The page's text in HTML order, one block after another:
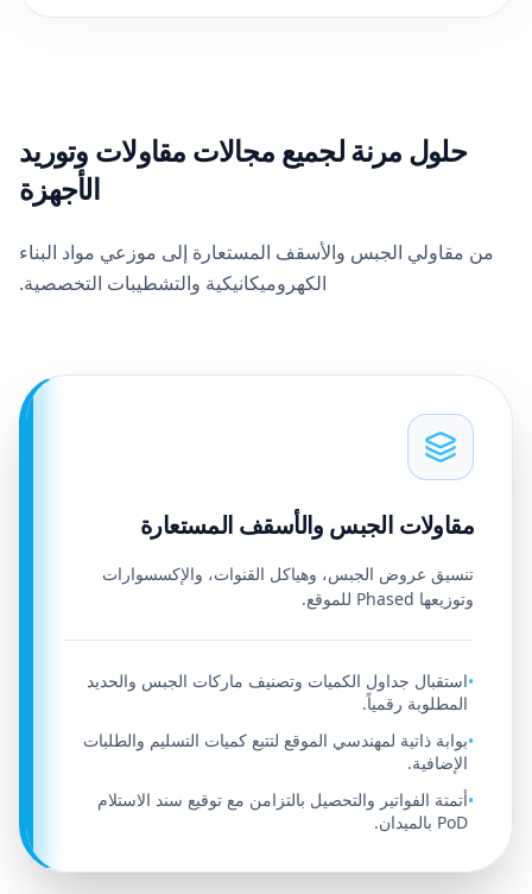
حلول مرنة لجميع مجالات مقاولات وتوريد
الأجهزة
من مقاولي الجبس والأسقف المستعارة إلى موزعي مواد البناء
الكهروميكانيكية والتشطيبات التخصصية.
مقاولات الجبس والأسقف المستعارة
تنسيق عروض الجبس، وهياكل القنوات، والإكسسوارات
وتوزيعها Phased للموقع.
•استقبال جداول الكميات وتصنيف ماركات الجبس والحديد
المطلوبة رقمياً.
•بوابة ذاتية لمهندسي الموقع لتتبع كميات التسليم والطلبات
الإضافية.
•أتمتة الفواتير والتحصيل بالتزامن مع توقيع سند الاستلام
PoD بالميدان.